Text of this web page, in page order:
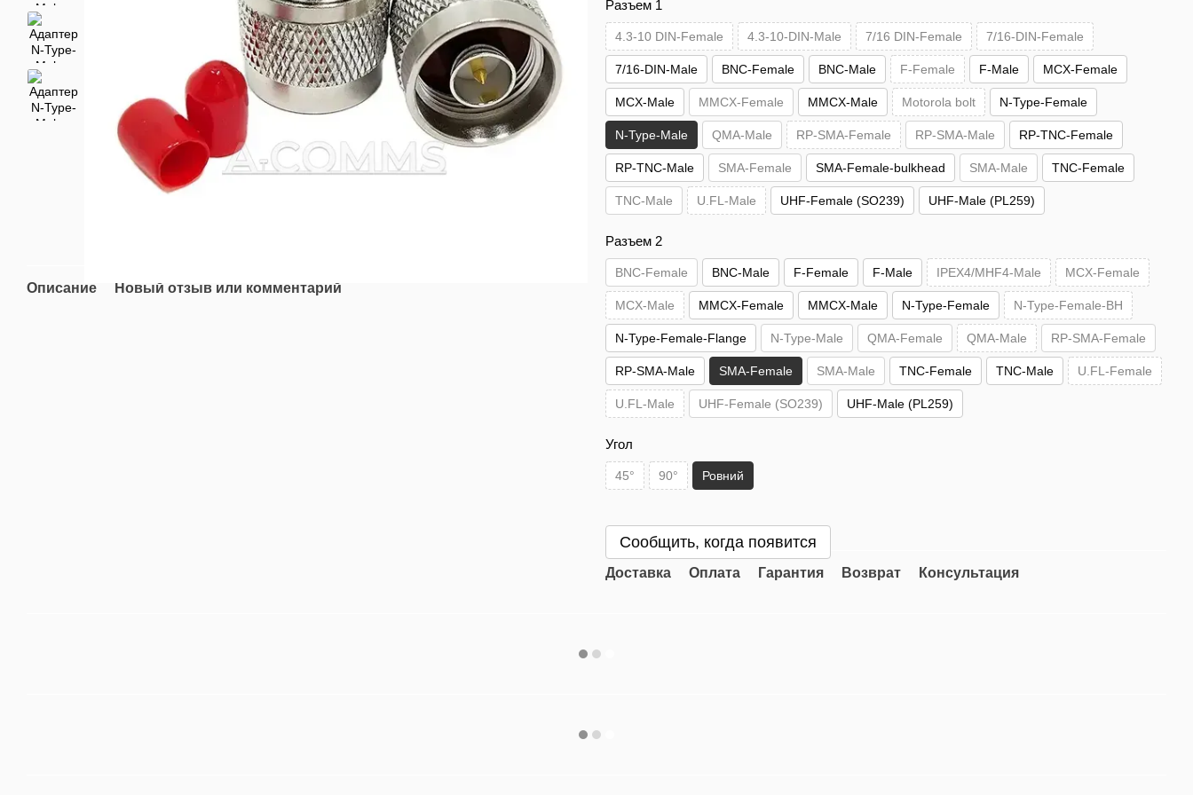
Описание Новый отзыв или комментарий
Разъем 1
4.3-10 DIN-Female 4.3-10-DIN-Male 7/16 DIN-Female 7/16-DIN-Female
7/16-DIN-Male BNC-Female BNC-Male F-Female F-Male MCX-Female
MCX-Male MMCX-Female MMCX-Male Motorola bolt N-Type-Female
N-Type-Male QMA-Male RP-SMA-Female RP-SMA-Male RP-TNC-Female
RP-TNC-Male SMA-Female SMA-Female-bulkhead SMA-Male TNC-Female
TNC-Male U.FL-Male UHF-Female (SO239) UHF-Male (PL259)
Разъем 2
BNC-Female BNC-Male F-Female F-Male IPEX4/MHF4-Male MCX-Female
MCX-Male MMCX-Female MMCX-Male N-Type-Female N-Type-Female-BH
N-Type-Female-Flange N-Type-Male QMA-Female QMA-Male RP-SMA-Female
RP-SMA-Male SMA-Female SMA-Male TNC-Female TNC-Male U.FL-Female
U.FL-Male UHF-Female (SO239) UHF-Male (PL259)
Угол
45° 90° Ровний
Сообщить, когда появится
Доставка Оплата Гарантия Возврат Консультация